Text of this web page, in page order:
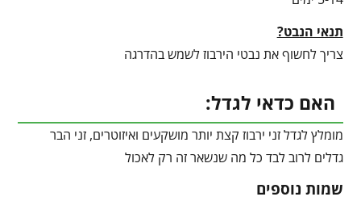
תנאי הנבט?
צריך לחשוף את נבטי הירבוז לשמש בהדרגה
האם כדאי לגדל:
מומלץ לגדל זני ירבוז קצת יותר מושקעים ואיזוטרים, זני הבר
גדלים לרוב לבד כל מה שנשאר זה רק לאכול
שמות נוספים